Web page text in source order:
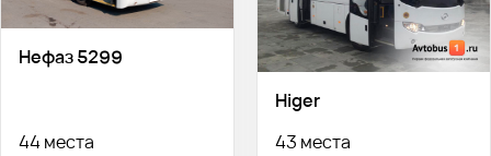
Нефаз 5299
44 места
Higer
43 места